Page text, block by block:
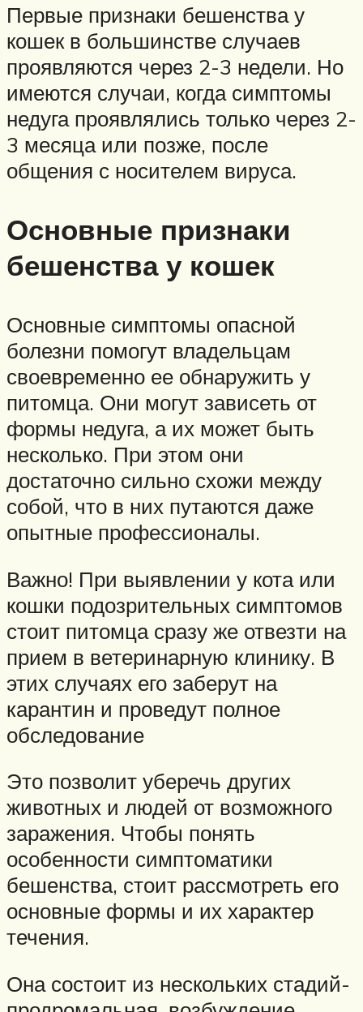
Первые признаки бешенства у
кошек в большинстве случаев
проявляются через 2-3 недели. Но
имеются случаи, когда симптомы
недуга проявлялись только через 2-
3 месяца или позже, после
общения с носителем вируса.
Основные признаки
бешенства у кошек
Основные симптомы опасной
болезни помогут владельцам
своевременно ее обнаружить у
питомца. Они могут зависеть от
формы недуга, а их может быть
несколько. При этом они
достаточно сильно схожи между
собой, что в них путаются даже
опытные профессионалы.
Важно! При выявлении у кота или
кошки подозрительных симптомов
стоит питомца сразу же отвезти на
прием в ветеринарную клинику. В
этих случаях его заберут на
карантин и проведут полное
обследование
Это позволит уберечь других
животных и людей от возможного
заражения. Чтобы понять
особенности симптоматики
бешенства, стоит рассмотреть его
основные формы и их характер
течения.
Она состоит из нескольких стадий-